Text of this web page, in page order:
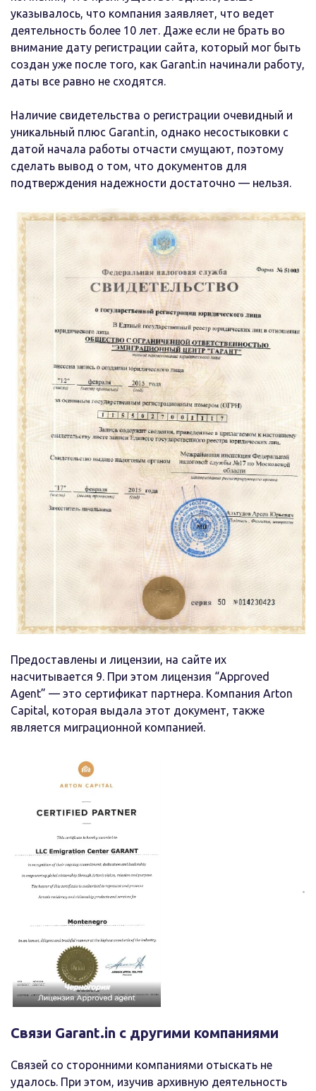
указывалось, что компания заявляет, что ведет
деятельность более 10 лет. Даже если не брать во
внимание дату регистрации сайта, который мог быть
создан уже после того, как Garant.in начинали работу,
даты все равно не сходятся.
Наличие свидетельства о регистрации очевидный и
уникальный плюс Garant.in, однако несостыковки с
датой начала работы отчасти смущают, поэтому
сделать вывод о том, что документов для
подтверждения надежности достаточно — нельзя.
Предоставлены и лицензии, на сайте их
насчитывается 9. При этом лицензия “Approved
Agent” — это сертификат партнера. Компания Arton
Capital, которая выдала этот документ, также
является миграционной компанией.
Связи Garant.in с другими компаниями
Связей со сторонними компаниями отыскать не
удалось. При этом, изучив архивную деятельность